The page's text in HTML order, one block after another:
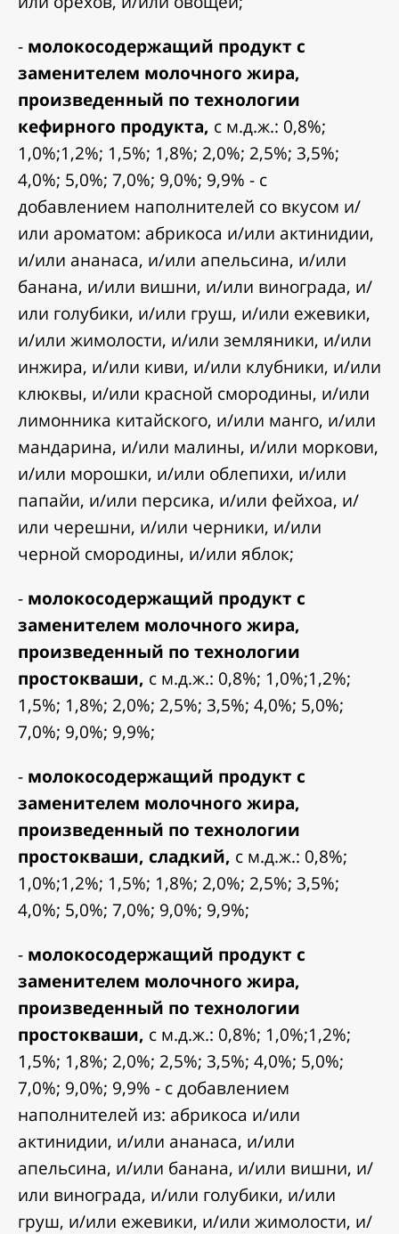
- молокосодержащий продукт с
заменителем молочного жира,
произведенный по технологии
кефирного продукта, с м.д.ж.: 0,8%;
1,0%;1,2%; 1,5%; 1,8%; 2,0%; 2,5%; 3,5%;
4,0%; 5,0%; 7,0%; 9,0%; 9,9% - с
добавлением наполнителей со вкусом и/
или ароматом: абрикоса и/или актинидии,
и/или ананаса, и/или апельсина, и/или
банана, и/или вишни, и/или винограда, и/
или голубики, и/или груш, и/или ежевики,
и/или жимолости, и/или земляники, и/или
инжира, и/или киви, и/или клубники, и/или
клюквы, и/или красной смородины, и/или
лимонника китайского, и/или манго, и/или
мандарина, и/или малины, и/или моркови,
и/или морошки, и/или облепихи, и/или
папайи, и/или персика, и/или фейхоа, и/
или черешни, и/или черники, и/или
черной смородины, и/или яблок;
- молокосодержащий продукт с
заменителем молочного жира,
произведенный по технологии
простокваши, с м.д.ж.: 0,8%; 1,0%;1,2%;
1,5%; 1,8%; 2,0%; 2,5%; 3,5%; 4,0%; 5,0%;
7,0%; 9,0%; 9,9%;
- молокосодержащий продукт с
заменителем молочного жира,
произведенный по технологии
простокваши, сладкий, с м.д.ж.: 0,8%;
1,0%;1,2%; 1,5%; 1,8%; 2,0%; 2,5%; 3,5%;
4,0%; 5,0%; 7,0%; 9,0%; 9,9%;
- молокосодержащий продукт с
заменителем молочного жира,
произведенный по технологии
простокваши, с м.д.ж.: 0,8%; 1,0%;1,2%;
1,5%; 1,8%; 2,0%; 2,5%; 3,5%; 4,0%; 5,0%;
7,0%; 9,0%; 9,9% - с добавлением
наполнителей из: абрикоса и/или
актинидии, и/или ананаса, и/или
апельсина, и/или банана, и/или вишни, и/
или винограда, и/или голубики, и/или
груш, и/или ежевики, и/или жимолости, и/